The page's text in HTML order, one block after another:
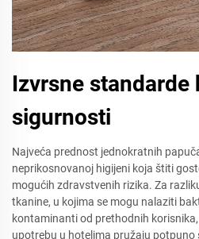
Izvrsne standarde
sigurnosti
Najveća prednost jednokratnih
neprikosnovanoj higijeni koja štiti
mogućih zdravstvenih rizika. Za
tkanine, u kojima se mogu nalaziti
kontaminanti od prethodnih
upotrebu u hotelima pružaju potpuno